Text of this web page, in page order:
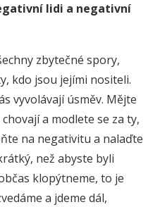
lidi a negativní
zbytečné spory,
kdo jsou jejími nositeli.
vyvolávají úsměv. Mějte
a modlete se za ty,
na negativitu a nalaďte
než abyste byli
klopýtneme, to je
a jdeme dál,